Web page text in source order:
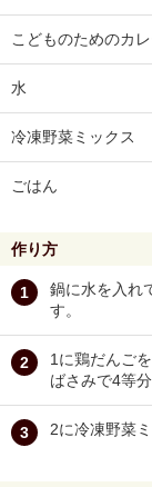
こどものためのカレ
水
冷凍野菜ミックス
ごはん
作り方
鍋に水を入れ
す。
1に鶏だんご
ばさみで4等分
2に冷凍野菜